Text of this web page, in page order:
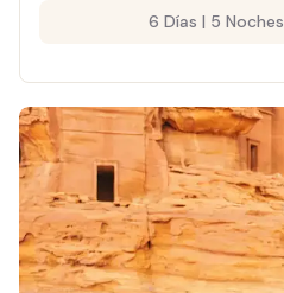
6 Días | 5 Noches